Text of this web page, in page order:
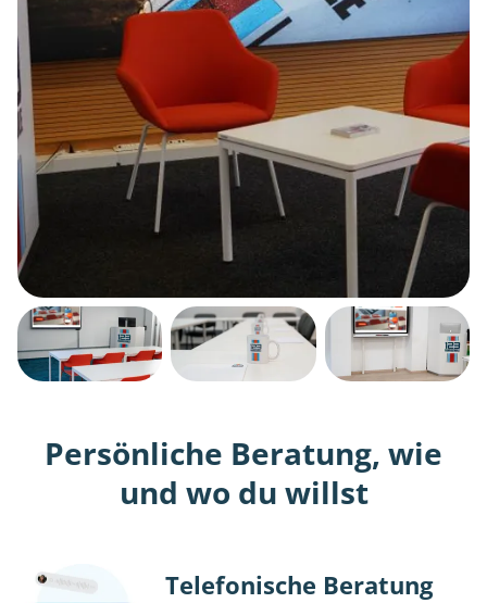
Persönliche Beratung, wie
und wo du willst
Telefonische Beratung